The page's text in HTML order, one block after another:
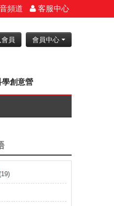
頻道 客服中心
員 會員中心
學創意營